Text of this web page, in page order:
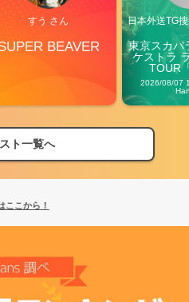
すう さん
BEAVER
日本外送TG
東京スカパ
ケストラ
TOUR
2026/08/07
ト一覧へ
ここから！
上半期編発表！
ここから！